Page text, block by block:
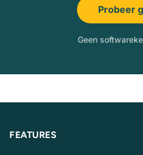
Probeer
Geen
FEATURES